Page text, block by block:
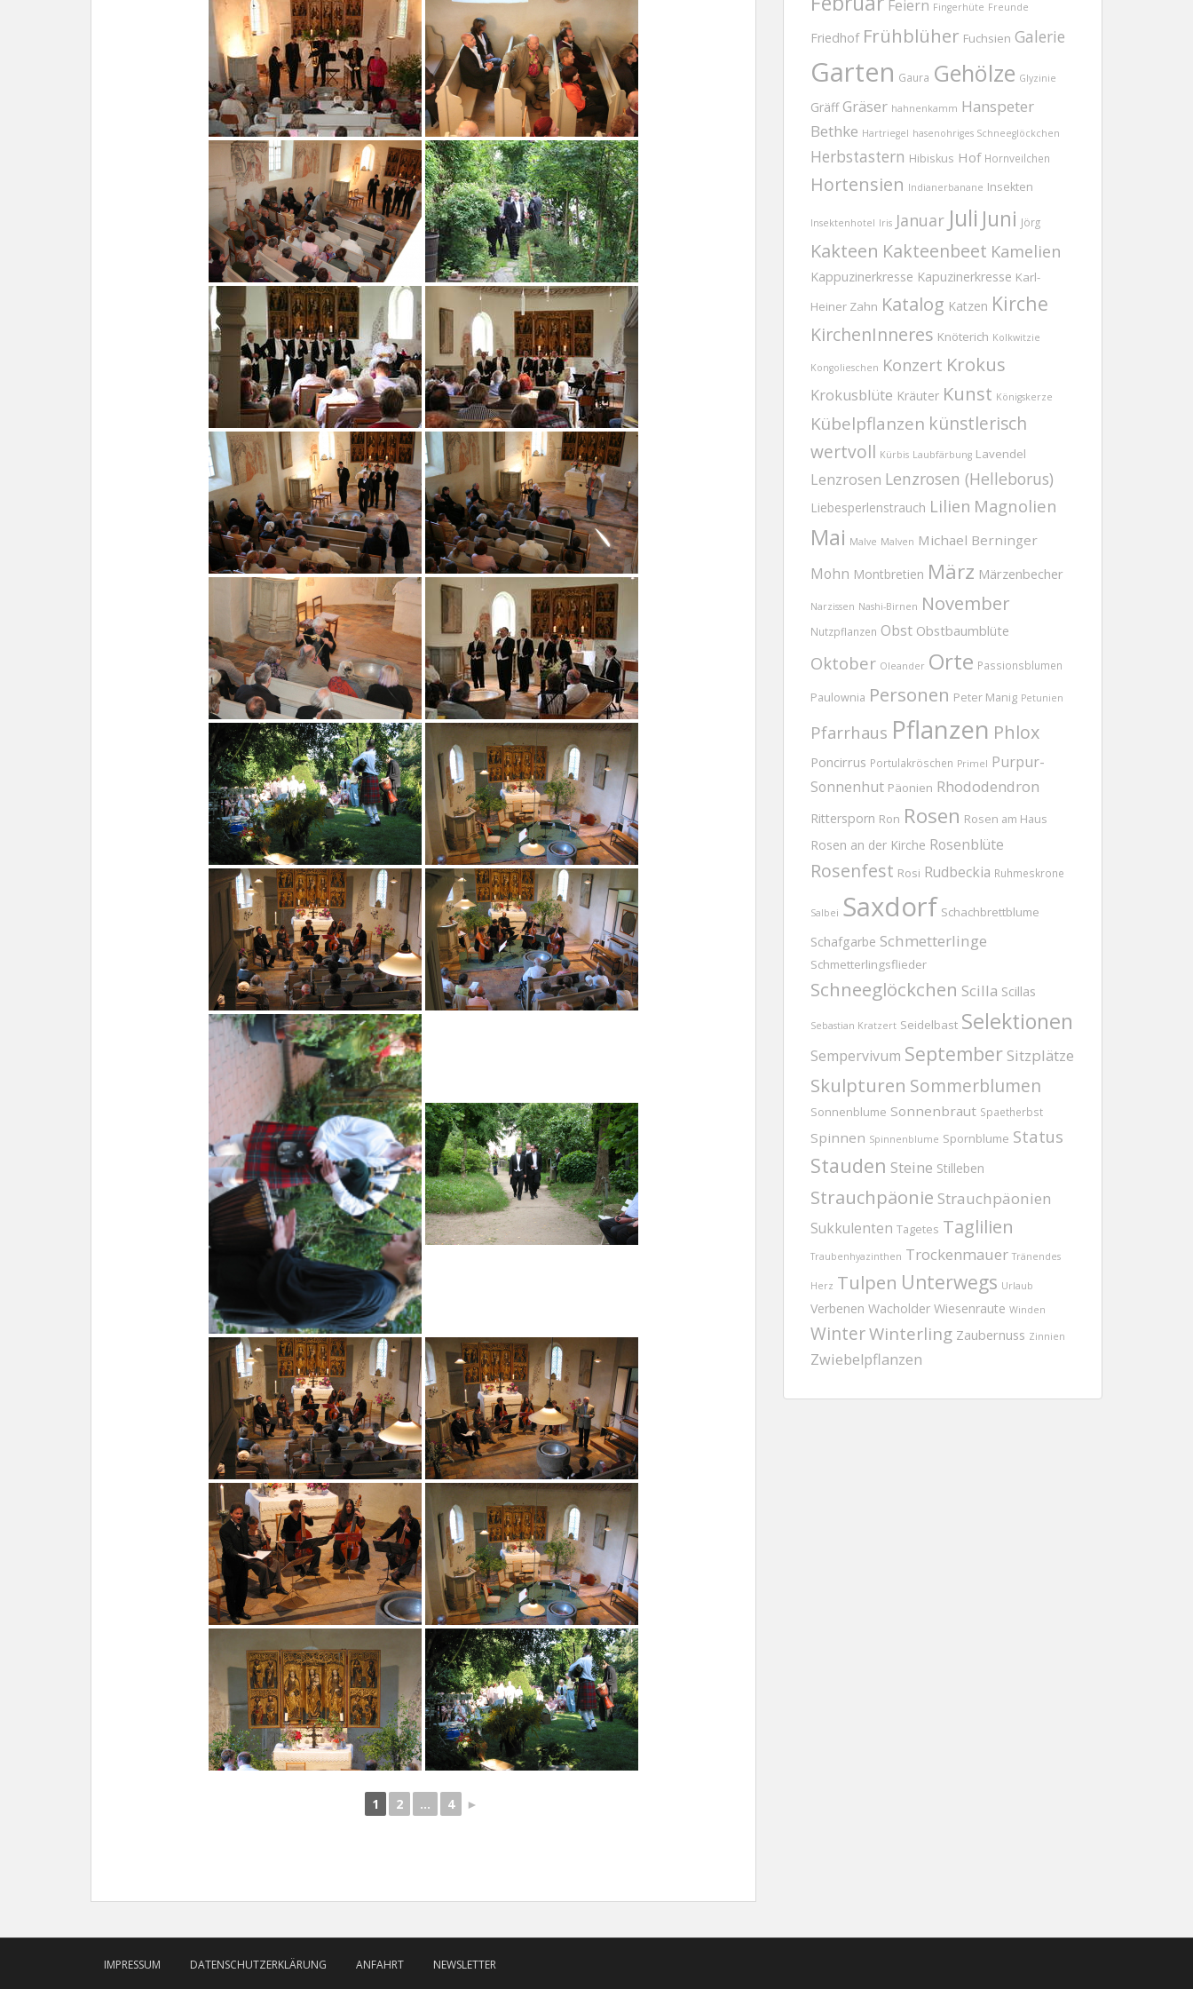
1 2 ... 4 ►
Feiern Fingerhüte Freunde
Friedhof Frühblüher Fuchsien Galerie
Garten Gaura Gehölze Glyzinie
Gräff Gräser hahnenkamm Hanspeter
Bethke Hartriegel hasenohriges Schneeglöckchen
Herbstastern Hibiskus Hof Hornveilchen
Hortensien Indianerbanane Insekten
Insektenhotel Iris Januar Juli Juni Jörg
Kakteen Kakteenbeet Kamelien
Kappuzinerkresse Kapuzinerkresse Karl-
Heiner Zahn Katalog Katzen Kirche
KirchenInneres Knöterich Kolkwitzie
Kongolieschen Konzert Krokus
Krokusblüte Kräuter Kunst Königskerze
Kübelpflanzen künstlerisch
wertvoll Kürbis Laubfärbung Lavendel
Lenzrosen Lenzrosen (Helleborus)
Liebesperlenstrauch Lilien Magnolien
Mai Malve Malven Michael Berninger
Mohn Montbretien März Märzenbecher
Narzissen Nashi-Birnen November
Nutzpflanzen Obst Obstbaumblüte
Oktober Oleander Orte Passionsblumen
Paulownia Personen Peter Manig Petunien
Pfarrhaus Pflanzen Phlox
Poncirrus Portulakröschen Primel Purpur-
Sonnenhut Päonien Rhododendron
Rittersporn Ron Rosen Rosen am Haus
Rosen an der Kirche Rosenblüte
Rosenfest Rosi Rudbeckia Ruhmeskrone
Salbei Saxdorf Schachbrettblume
Schafgarbe Schmetterlinge
Schmetterlingsflieder
Schneeglöckchen Scilla Scillas
Sebastian Kratzert Seidelbast Selektionen
Sempervivum September Sitzplätze
Skulpturen Sommerblumen
Sonnenblume Sonnenbraut Spaetherbst
Spinnen Spinnenblume Spornblume Status
Stauden Steine Stilleben
Strauchpäonie Strauchpäonien
Sukkulenten Tagetes Taglilien
Traubenhyazinthen Trockenmauer Tränendes
Herz Tulpen Unterwegs Urlaub
Verbenen Wacholder Wiesenraute Winden
WinterWinterling Zaubernuss Zinnien
Zwiebelpflanzen
IMPRESSUM DATENSCHUTZERKLÄRUNG ANFAHRT NEWSLETTER